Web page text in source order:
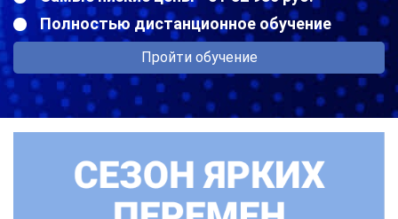
Полностью дистанционное обучение
Пройти обучение